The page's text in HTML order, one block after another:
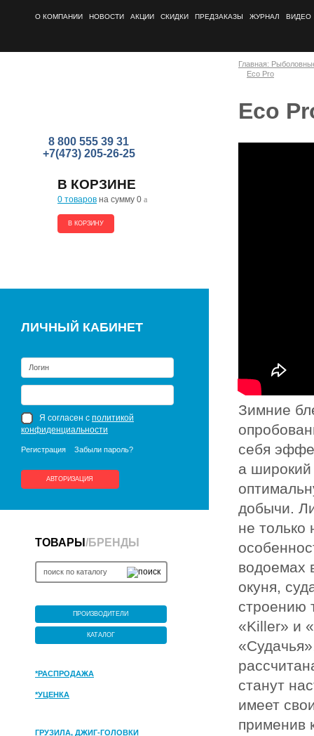
О КОМПАНИИ НОВОСТИ АКЦИИ СКИДКИ ПРЕДЗАКАЗЫ ЖУРНАЛ ВИДЕО
8 800 555 39 31
+7(473) 205-26-25
В КОРЗИНЕ
0 товаров на сумму 0 a
В КОРЗИНУ
ЛИЧНЫЙ КАБИНЕТ
Я согласен с политикой
конфиденциальности
Регистрация Забыли пароль?
АВТОРИЗАЦИЯ
ТОВАРЫ /БРЕНДЫ
ПРОИЗВОДИТЕЛИ
КАТАЛОГ
*РАСПРОДАЖА
*УЦЕНКА
ГРУЗИЛА, ДЖИГ-ГОЛОВКИ
Главная:
Eco Pro
Eco
Зимние
себя
а широкий
добычи.
не
водоемах
окуня,
строению
«Killer» и
станут
имеет
применив